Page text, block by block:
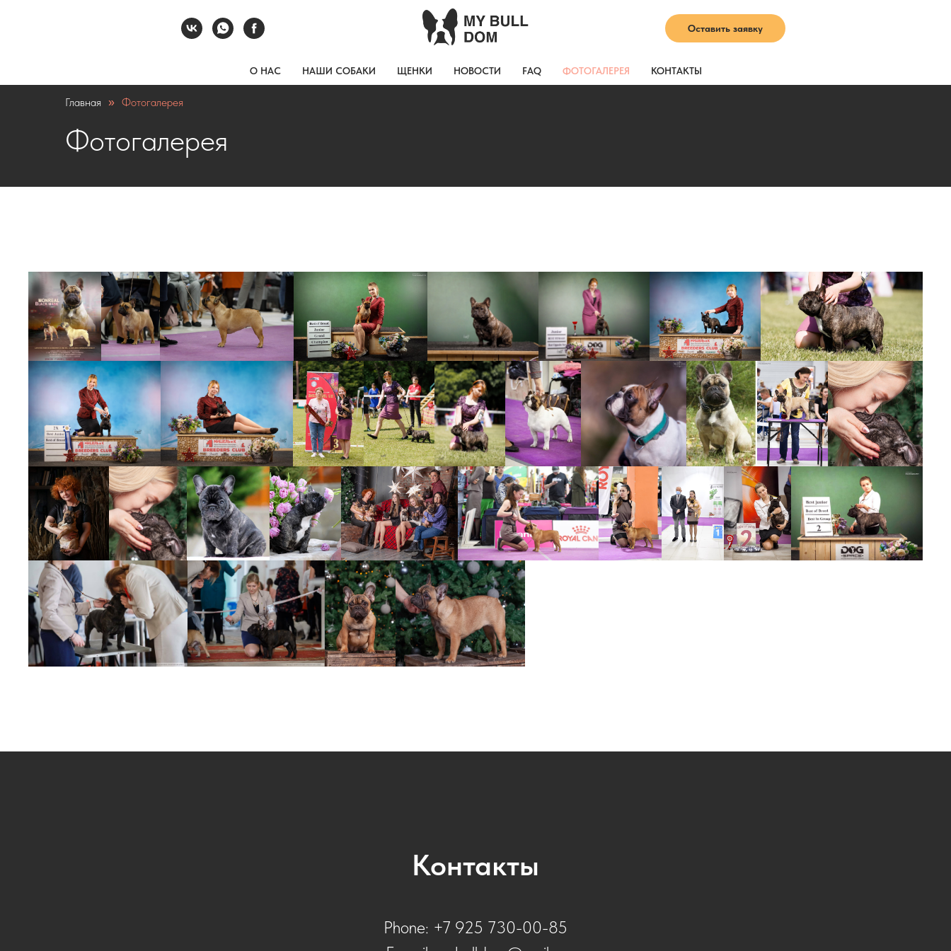
Оставить заявку
О НАС НАШИ СОБАКИ ЩЕНКИ НОВОСТИ FAQ ФОТОГАЛЕРЕЯ КОНТАКТЫ
Главная » Фотогалерея
Фотогалерея
Контакты
Phone: +7 925 730-00-85